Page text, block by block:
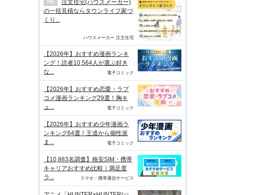
注文住宅(ハウスメーカー)
の一括見積ならタウンライフ家づ
くり...
ハウスメーカー 注文住宅
【2026年】おすすめ漫画ランキ
ング！読者10,564人が選ぶ好き
な...
電子コミック
【2026年】おすすめ恋愛・ラブ
コメ漫画ランキング29選！胸キ
ュ...
電子コミック
【2026年】おすすめ少年漫画ラ
ンキング64選！王道から個性派
ま...
電子コミック
【10,883名調査】格安SIM・携帯
キャリアおすすめ比較｜満足度
ラ...
スマホ・携帯通信サービス